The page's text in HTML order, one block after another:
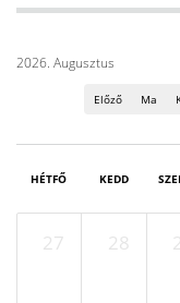
és
2026. Augusztus
Előző Ma
HÉTFŐ KEDD
27 28